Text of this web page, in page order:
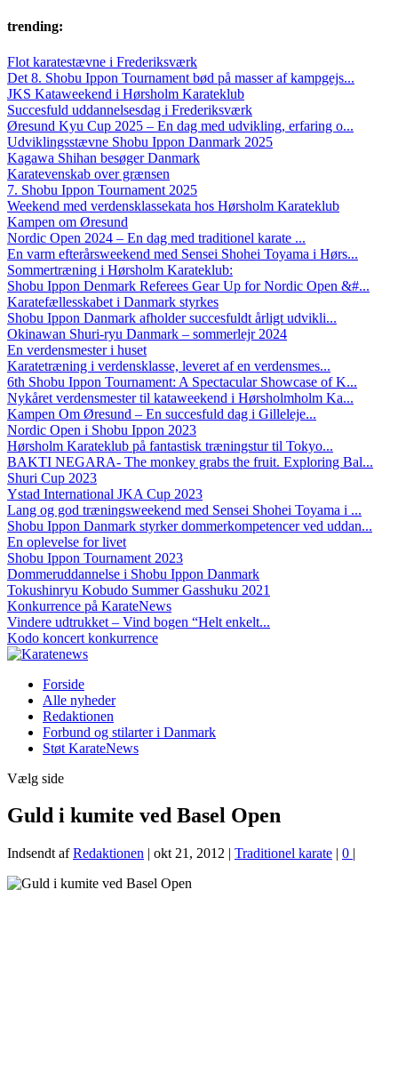
trending:
Flot karatestævne i Frederiksværk
Det 8. Shobu Ippon Tournament bød på masser af kampgejs...
JKS Kataweekend i Hørsholm Karateklub
Succesfuld uddannelsesdag i Frederiksværk
Øresund Kyu Cup 2025 – En dag med udvikling, erfaring o...
Udviklingsstævne Shobu Ippon Danmark 2025
Kagawa Shihan besøger Danmark
Karatevenskab over grænsen
7. Shobu Ippon Tournament 2025
Weekend med verdensklassekata hos Hørsholm Karateklub
Kampen om Øresund
Nordic Open 2024 – En dag med traditionel karate ...
En varm efterårsweekend med Sensei Shohei Toyama i Hørs...
Sommertræning i Hørsholm Karateklub:
Shobu Ippon Denmark Referees Gear Up for Nordic Open &#...
Karatefællesskabet i Danmark styrkes
Shobu Ippon Danmark afholder succesfuldt årligt udvikli...
Okinawan Shuri-ryu Danmark – sommerlejr 2024
En verdensmester i huset
Karatetræning i verdensklasse, leveret af en verdensmes...
6th Shobu Ippon Tournament: A Spectacular Showcase of K...
Nykåret verdensmester til kataweekend i Hørsholmholm Ka...
Kampen Om Øresund – En succesfuld dag i Gilleleje...
Nordic Open i Shobu Ippon 2023
Hørsholm Karateklub på fantastisk træningstur til Tokyo...
BAKTI NEGARA- The monkey grabs the fruit. Exploring Bal...
Shuri Cup 2023
Ystad International JKA Cup 2023
Lang og god træningsweekend med Sensei Shohei Toyama i ...
Shobu Ippon Danmark styrker dommerkompetencer ved uddan...
En oplevelse for livet
Shobu Ippon Tournament 2023
Dommeruddannelse i Shobu Ippon Danmark
Tokushinryu Kobudo Summer Gasshuku 2021
Konkurrence på KarateNews
Vindere udtrukket – Vind bogen “Helt enkelt...
Kodo koncert konkurrence
Forside
Alle nyheder
Redaktionen
Forbund og stilarter i Danmark
Støt KarateNews
Vælg side
Guld i kumite ved Basel Open
Indsendt afRedaktionen | okt 21, 2012 | Traditionel karate | 0 |